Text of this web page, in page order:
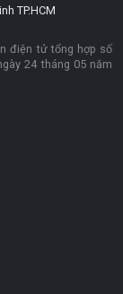
TP.HCM
điện tử tổng hợp số
24 tháng 05 năm